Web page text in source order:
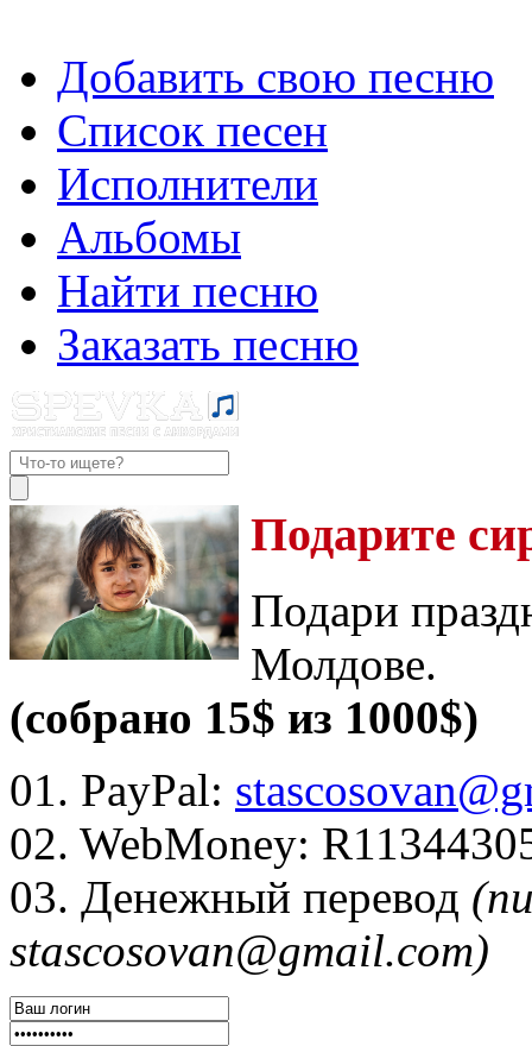
Добавить свою песню
Список песен
Исполнители
Альбомы
Найти песню
Заказать песню
Подарите
Подари
Молдове.
(собрано 15$ из 1000$)
01. PayPal:
02. WebMoney:
03. Денежный перевод
stascosovan@gmail.com)